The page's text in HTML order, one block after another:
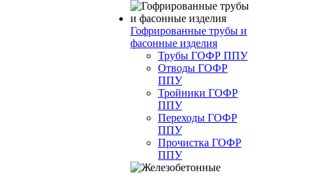
Гофрированные трубы и
фасонные изделия
Трубы ГОФР ППУ
Отводы ГОФР
ППУ
Тройники ГОФР
ППУ
Переходы ГОФР
ППУ
Прочистка ГОФР
ППУ